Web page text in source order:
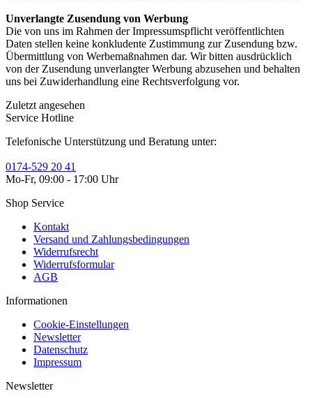
Unverlangte Zusendung von Werbung
Die von uns im Rahmen der Impressumspflicht veröffentlichten
Daten stellen keine konkludente Zustimmung zur Zusendung bzw.
Übermittlung von Werbemaßnahmen dar. Wir bitten ausdrücklich
von der Zusendung unverlangter Werbung abzusehen und behalten
uns bei Zuwiderhandlung eine Rechtsverfolgung vor.
Zuletzt angesehen
Service Hotline
Telefonische Unterstützung und Beratung unter:
0174-529 20 41
Mo-Fr, 09:00 - 17:00 Uhr
Shop Service
Kontakt
Versand und Zahlungsbedingungen
Widerrufsrecht
Widerrufsformular
AGB
Informationen
Cookie-Einstellungen
Newsletter
Datenschutz
Impressum
Newsletter